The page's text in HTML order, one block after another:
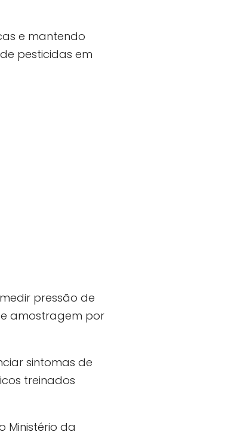
e mantendo
pesticidas em
pressão de
amostragem por
sintomas de
treinados
Ministério da